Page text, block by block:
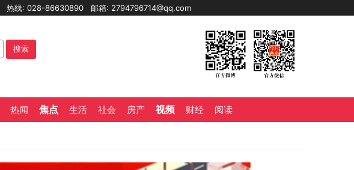
热线: 028-86630890 邮箱: 2794796714@qq.com
搜索
热闻 焦点 生活 社会 房产 视频 财经 阅读